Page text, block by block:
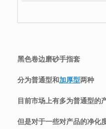
黑色卷边磨砂手指套
分为普通型和加厚型两种
目前市场上有多为普通型的
但是对于一些对产品的净化